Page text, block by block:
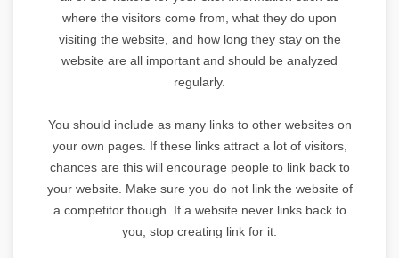
where the visitors come from, what they do upon
visiting the website, and how long they stay on the
website are all important and should be analyzed
regularly.
You should include as many links to other websites on
your own pages. If these links attract a lot of visitors,
chances are this will encourage people to link back to
your website. Make sure you do not link the website of
a competitor though. If a website never links back to
you, stop creating link for it.